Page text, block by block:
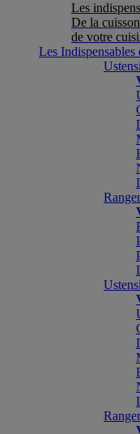
Les
De la
de votre
Les Indispensables